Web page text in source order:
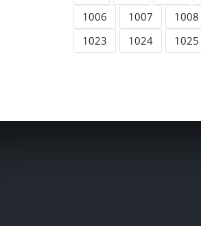
1006
1007 1008
1023
1024 1025